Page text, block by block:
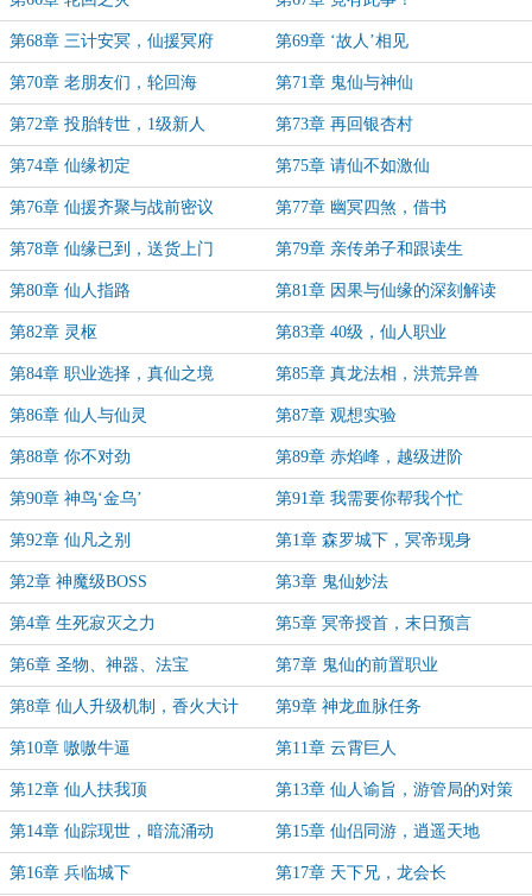
第68章 三计安冥，仙援冥府 第69章 ‘故人’相见
第70章 老朋友们，轮回海 第71章 鬼仙与神仙
第72章 投胎转世，1级新人 第73章 再回银杏村
第74章 仙缘初定 第75章 请仙不如激仙
第76章 仙援齐聚与战前密议 第77章 幽冥四煞，借书
第78章 仙缘已到，送货上门 第79章 亲传弟子和跟读生
第80章 仙人指路 第81章 因果与仙缘的深刻解读
第82章 灵枢 第83章 40级，仙人职业
第84章 职业选择，真仙之境 第85章 真龙法相，洪荒异兽
第86章 仙人与仙灵 第87章 观想实验
第88章 你不对劲 第89章 赤焰峰，越级进阶
第90章 神鸟‘金乌’ 第91章 我需要你帮我个忙
第92章 仙凡之别 第1章 森罗城下，冥帝现身
第2章 神魔级BOSS 第3章 鬼仙妙法
第4章 生死寂灭之力 第5章 冥帝授首，末日预言
第6章 圣物、神器、法宝 第7章 鬼仙的前置职业
第8章 仙人升级机制，香火大计 第9章 神龙血脉任务
第10章 嗷嗷牛逼 第11章 云霄巨人
第12章 仙人扶我顶 第13章 仙人谕旨，游管局的对策
第14章 仙踪现世，暗流涌动 第15章 仙侣同游，逍遥天地
第16章 兵临城下 第17章 天下兄，龙会长